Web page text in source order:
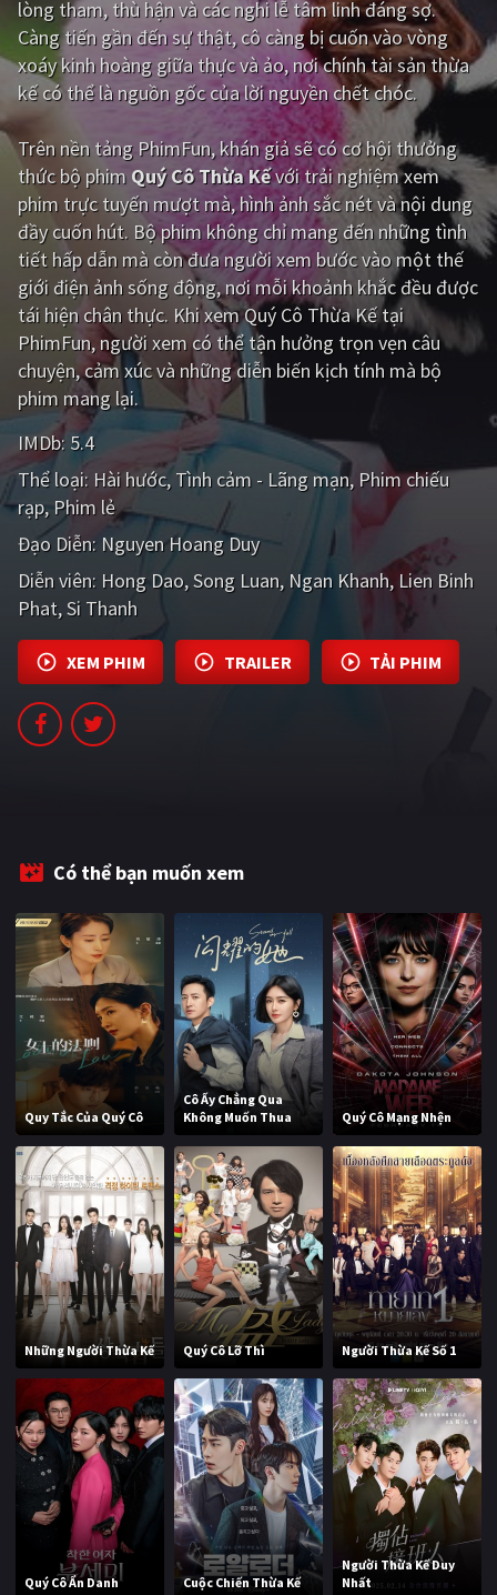
Giật gân Gia đình
Bí ẩn Lịch sử
Tiểu sử
GameShow DramaTV
QUỐC GIA
Âu - Mỹ Trung Quốc - Hồng Kông
Hàn Quốc Nhật Bản
Ấn Độ Việt Nam
Tổng hợp
CẬP NHẬT
PHIM MỚI
PHIM BỘ
PHIM LẺ
PHIM CHIẾU RẠP
TUYỂN TẬP PHIM
BLOG
lòng tham, thù hận và các nghi lễ tâm linh đáng sợ.
Càng tiến gần đến sự thật, cô càng bị cuốn vào vòng
xoáy kinh hoàng giữa thực và ảo, nơi chính tài sản thừa
kế có thể là nguồn gốc của lời nguyền chết chóc.
Trên nền tảng PhimFun, khán giả sẽ có cơ hội thưởng
thức bộ phim Quý Cô Thừa Kếvới trải nghiệm xem
phim trực tuyến mượt mà, hình ảnh sắc nét và nội dung
đầy cuốn hút. Bộ phim không chỉ mang đến những tình
tiết hấp dẫn mà còn đưa người xem bước vào một thế
giới điện ảnh sống động, nơi mỗi khoảnh khắc đều được
tái hiện chân thực. Khi xem Quý Cô Thừa Kế tại
PhimFun, người xem có thể tận hưởng trọn vẹn câu
chuyện, cảm xúc và những diễn biến kịch tính mà bộ
phim mang lại.
IMDb: 5.4
Thể loại: Hài hước Tình cảm - Lãng mạn Phim chiếu
rạp Phim lẻ
Đạo Diễn: Nguyen Hoang Duy
Diễn viên: Hong Dao Song Luan Ngan Khanh Lien Binh
Phat Si Thanh
XEM PHIM TRAILER TẢI PHIM
Có thể bạn muốn xem
Quy Tắc Của Quý Cô
Cô Ấy Chẳng Qua
Không Muốn Thua
Quý Cô Mạng Nhện
Những Người Thừa Kế Quý Cô Lỡ Thì Người Thừa Kế Số 1
Quý Cô Ẩn Danh Cuộc Chiến Thừa Kế
Người Thừa Kế Duy
Nhất